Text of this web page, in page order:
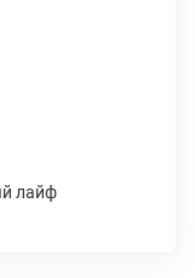
лайф